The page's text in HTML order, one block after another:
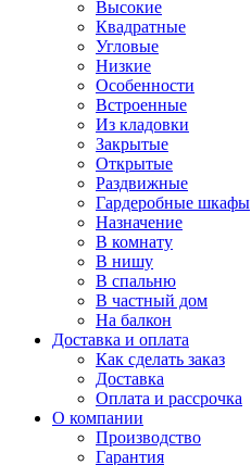
Высокие
Квадратные
Угловые
Низкие
Особенности
Встроенные
Из кладовки
Закрытые
Открытые
Раздвижные
Гардеробные шкафы
Назначение
В комнату
В нишу
В спальню
В частный дом
На балкон
Доставка и оплата
Как сделать заказ
Доставка
Оплата и рассрочка
О компании
Производство
Гарантия